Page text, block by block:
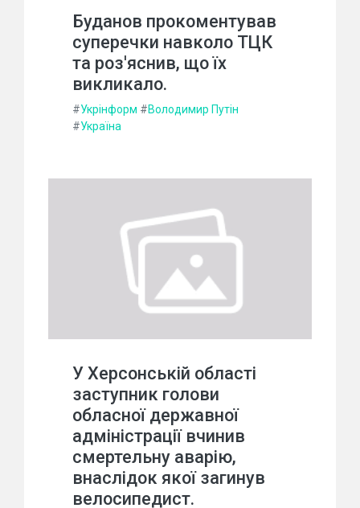
Буданов прокоментував
суперечки навколо ТЦК
та роз'яснив, що їх
викликало.
#Укрінформ #Володимир Путін
#Україна
У Херсонській області
заступник голови
обласної державної
адміністрації вчинив
смертельну аварію,
внаслідок якої загинув
велосипедист.